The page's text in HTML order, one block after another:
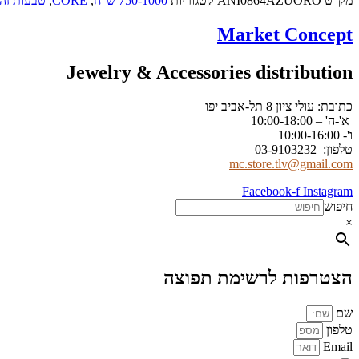
Market Concept
Jewelry & Accessories distribution
כתובת: עולי ציון 8 תל-אביב יפו
א'-ה' – 10:00-18:00
ו'- 10:00-16:00
טלפון: 03-9103232
mc.store.tlv@gmail.com
Facebook-f Instagram
חיפוש
×
הצטרפות לרשימת תפוצה
שם
טלפון
Email